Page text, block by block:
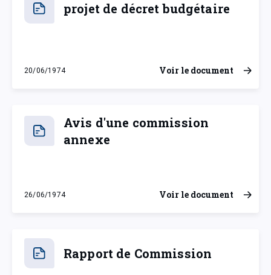
projet de décret budgétaire
20/06/1974
jeudi 20 juin 1974
Voir le document
Avis d'une commission
annexe
26/06/1974
mercredi 26 juin 1974
Voir le document
Rapport de Commission